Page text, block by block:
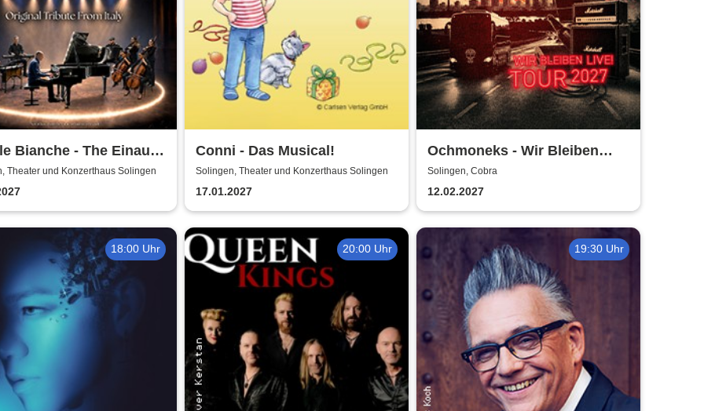
Bianche - The Einaudi
- Original Tribute
Theater und Konzerthaus Solingen
Conni - Das Musical!
Solingen, Theater und Konzerthaus Solingen
17.01.2027
Ochmoneks - Wir Bleiben
Live! Tour 2027
Solingen, Cobra
12.02.2027
18:00 Uhr 20:00 Uhr 19:30 Uhr